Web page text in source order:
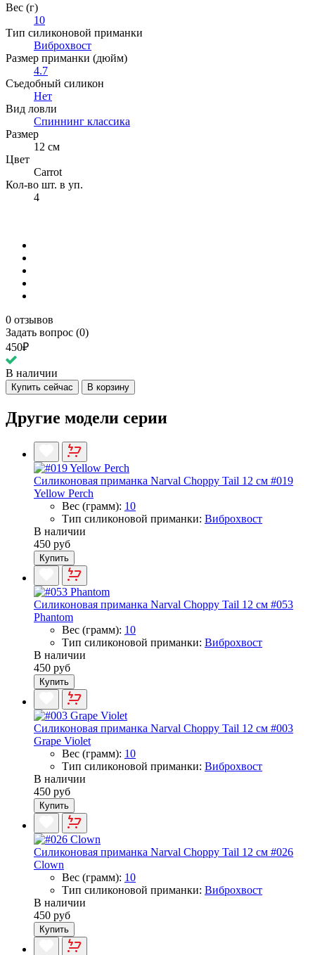
Вес (г)
10
Тип силиконовой приманки
Виброхвост
Размер приманки (дюйм)
4.7
Съедобный силикон
Нет
Вид ловли
Спиннинг классика
Размер
12 см
Цвет
Carrot
Кол-во шт. в уп.
4
0 отзывов
Задать вопрос (0)
450₽
В наличии
Купить сейчас В корзину
Другие модели серии
Силиконовая приманка Narval Choppy Tail 12 см #019
Yellow Perch
Вес (грамм): 10
Тип силиконовой приманки: Виброхвост
В наличии
450 руб
Купить
Силиконовая приманка Narval Choppy Tail 12 см #053
Phantom
Вес (грамм): 10
Тип силиконовой приманки: Виброхвост
В наличии
450 руб
Купить
Силиконовая приманка Narval Choppy Tail 12 см #003
Grape Violet
Вес (грамм): 10
Тип силиконовой приманки: Виброхвост
В наличии
450 руб
Купить
Силиконовая приманка Narval Choppy Tail 12 см #026
Clown
Вес (грамм): 10
Тип силиконовой приманки: Виброхвост
В наличии
450 руб
Купить